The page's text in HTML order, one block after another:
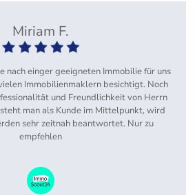
Miriam F.
nach einger geeigneten Immobilie für uns
Immobilienmaklern besichtigt. Noch
und Freundlichkeit von Herrn
man als Kunde im Mittelpunkt, wird
sehr zeitnah beantwortet. Nur zu
empfehlen